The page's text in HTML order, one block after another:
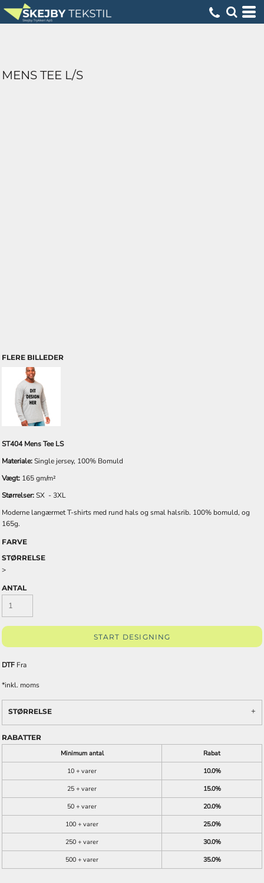
MENS TEE L/S
FLERE BILLEDER
ST404 Mens Tee LS
Materiale:Single jersey, 100% Bomuld
Vægt: 165 gm/m²
Størrelser:SX - 3XL
Moderne langærmet T-shirts med rund hals og smal halsrib. 100% bomuld, og
165g.
FARVE
STØRRELSE
>
ANTAL
START DESIGNING
DTF Fra
*inkl. moms
STØRRELSE
RABATTER
Minimum antal
Rabat
10 + varer
10.0%
25 + varer
15.0%
50 + varer
20.0%
100 + varer
25.0%
250 + varer
30.0%
500 + varer
35.0%